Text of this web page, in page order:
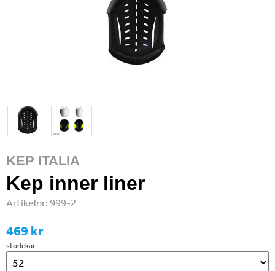
KEP ITALIA
Kep inner liner
Artikelnr: 999-2
469 kr
storlekar